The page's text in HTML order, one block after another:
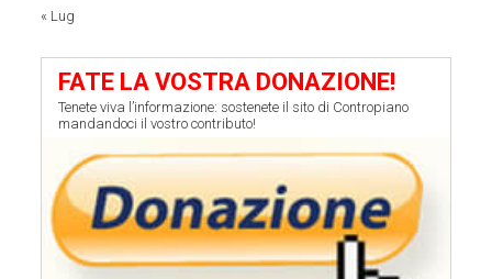
« Lug
FATE LA VOSTRA DONAZIONE!
Tenete viva l’informazione: sostenete il sito di Contropiano
mandandoci il vostro contributo!